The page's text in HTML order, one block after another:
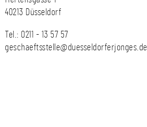
40213 Düsseldorf
Tel.: 0211 - 13 57 57
geschaeftsstelle@duesseldorferjonges.de